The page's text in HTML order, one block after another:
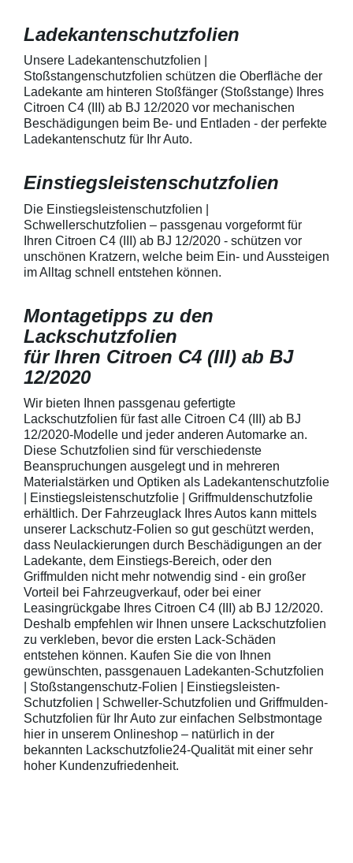
Fahrzeugkarosserien und
mechanische Einwirkung
entwickeltStärke der Folie beträgt
150 µmSchützt den wertvollen
Lack in der GriffmuldenKeine
unschönen Kratzer durch
Fingenägel oder Ringe in den
GriffmuldenSpezielle Vinylfolie mit
bestmöglichem Schutz gegen
geeignet zum
mechanische
zum Schutz von
150 µmSchützt
Lack in der
Fingenägel
bestmöglichem
Kratzer und
Ladekantenschutzfolien
Unsere Ladekantenschutzfolien |
Stoßstangenschutzfolien schützen die Oberfläche der
Ladekante am hinteren Stoßfänger (Stoßstange) Ihres
Citroen C4 (III) ab BJ 12/2020 vor mechanischen
Beschädigungen beim Be- und Entladen - der perfekte
Ladekantenschutz für Ihr Auto.
Einstiegsleistenschutzfolien
Die Einstiegsleistenschutzfolien |
Schwellerschutzfolien – passgenau vorgeformt für
Ihren Citroen C4 (III) ab BJ 12/2020 - schützen vor
unschönen Kratzern, welche beim Ein- und Aussteigen
im Alltag schnell entstehen können.
Montagetipps zu den
Lackschutzfolien
für Ihren Citroen C4 (III) ab BJ
12/2020
Wir bieten Ihnen passgenau gefertigte
Lackschutzfolien für fast alle Citroen C4 (III) ab BJ
12/2020-Modelle und jeder anderen Automarke an.
Diese Schutzfolien sind für verschiedenste
Beanspruchungen ausgelegt und in mehreren
Materialstärken und Optiken als Ladekantenschutzfolie
| Einstiegsleistenschutzfolie | Griffmuldenschutzfolie
erhältlich. Der Fahrzeuglack Ihres Autos kann mittels
unserer Lackschutz-Folien so gut geschützt werden,
dass Neulackierungen durch Beschädigungen an der
Ladekante, dem Einstiegs-Bereich, oder den
Griffmulden nicht mehr notwendig sind - ein großer
Vorteil bei Fahrzeugverkauf, oder bei einer
Leasingrückgabe Ihres Citroen C4 (III) ab BJ 12/2020.
Deshalb empfehlen wir Ihnen unsere Lackschutzfolien
zu verkleben, bevor die ersten Lack-Schäden
entstehen können. Kaufen Sie die von Ihnen
gewünschten, passgenauen Ladekanten-Schutzfolien
| Stoßstangenschutz-Folien | Einstiegsleisten-
Schutzfolien | Schweller-Schutzfolien und Griffmulden-
Schutzfolien für Ihr Auto zur einfachen Selbstmontage
hier in unserem Onlineshop – natürlich in der
bekannten Lackschutzfolie24-Qualität mit einer sehr
hoher Kundenzufriedenheit.